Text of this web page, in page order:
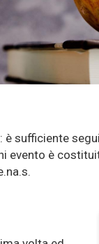
sufficiente
evento è